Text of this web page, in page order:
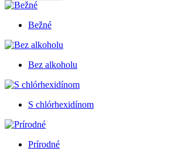
Bežné
Bez alkoholu
S chlórhexidínom
Prírodné